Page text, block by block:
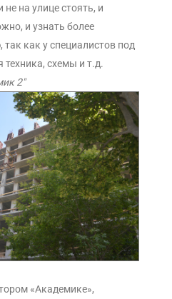
не на улице стоять, и
и узнать более
как у специалистов под
схемы и т.д.
2"
«Академике»,